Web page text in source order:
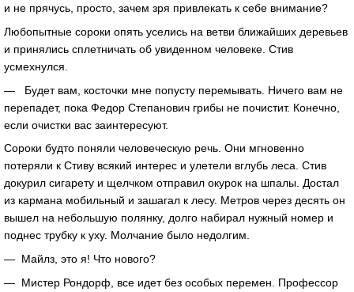
и не прячусь, просто, зачем зря привлекать к себе внимание?
Любопытные сороки опять уселись на ветви ближайших деревьев
и принялись сплетничать об увиденном человеке. Стив
усмехнулся.
— Будет вам, косточки мне попусту перемывать. Ничего вам не
перепадет, пока Федор Степанович грибы не почистит. Конечно,
если очистки вас заинтересуют.
Сороки будто поняли человеческую речь. Они мгновенно
потеряли к Стиву всякий интерес и улетели вглубь леса. Стив
докурил сигарету и щелчком отправил окурок на шпалы. Достал
из кармана мобильный и зашагал к лесу. Метров через десять он
вышел на небольшую полянку, долго набирал нужный номер и
поднес трубку к уху. Молчание было недолгим.
— Майлз, это я! Что нового?
— Мистер Рондорф, все идет без особых перемен. Профессор